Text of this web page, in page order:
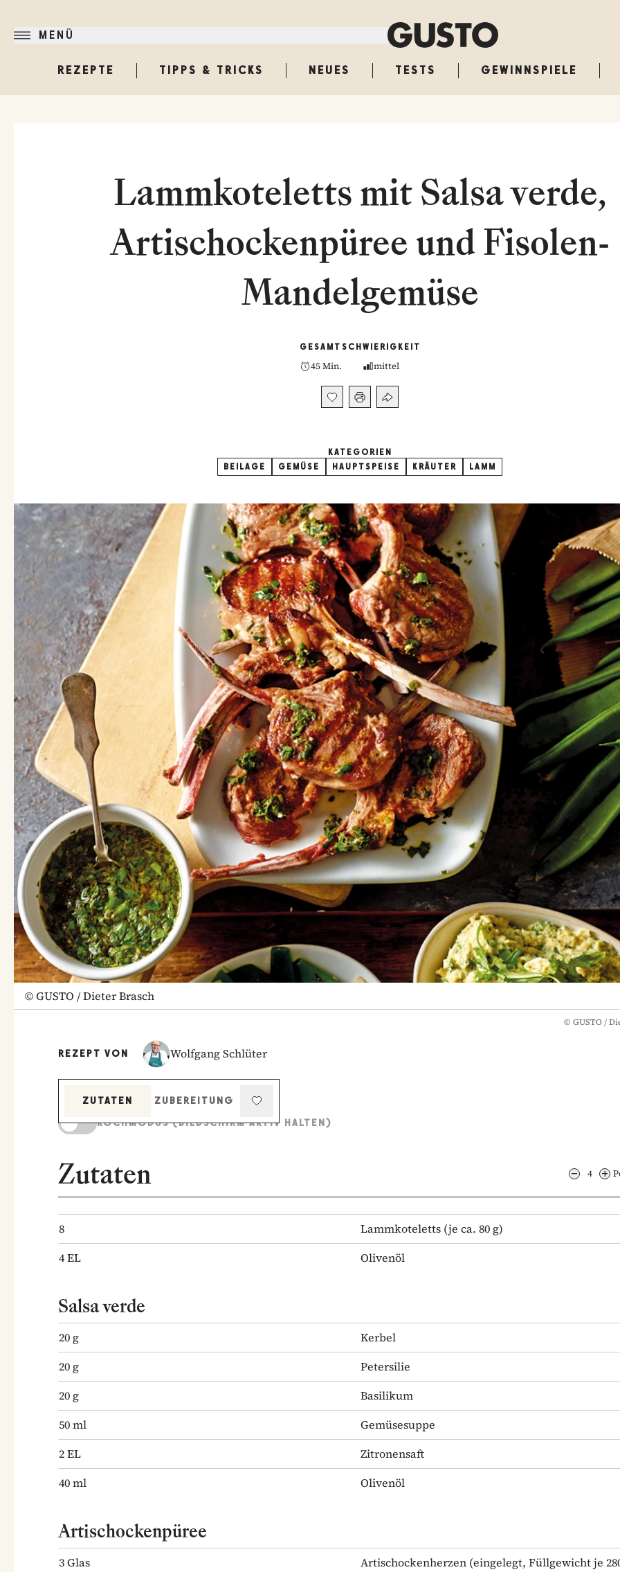
MENÜ
REZEPTE TIPPS & TRICKS NEUES TESTS GEWINNSPIELE
Lammkoteletts mit Salsa verde,
Artischockenpüree und Fisolen-
Mandelgemüse
GESAMT
45 Min.
SCHWIERIGKEIT
mittel
KATEGORIEN
BEILAGE
GEMÜSE HAUPTSPEISE KRÄUTER LAMM
©GUSTO / Dieter Brasch
© GUSTO /
REZEPT VON Wolfgang Schlüter
ZUTATEN
ZUBEREITUNG
KOCHMODUS (BILDSCHIRM AKTIV HALTEN)
Zutaten 4
8 Lammkoteletts (je ca. 80 g)
4EL Olivenöl
Salsa verde
20 g
Kerbel
20 g
Petersilie
20 g
Basilikum
50ml
Gemüsesuppe
2EL
Zitronensaft
40ml Olivenöl
Artischockenpüree
3Glas Artischockenherzen (eingelegt, Füllgewicht je